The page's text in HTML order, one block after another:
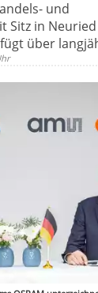
und
Sitz in
über